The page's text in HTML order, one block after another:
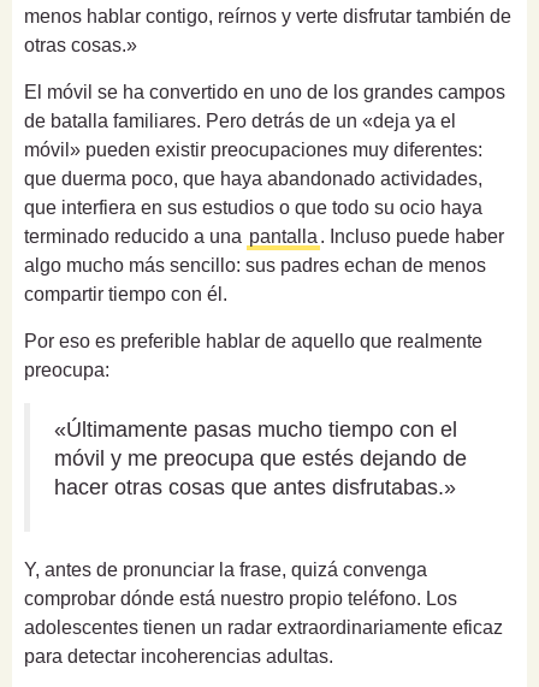
menos hablar contigo, reírnos y verte disfrutar también de
otras cosas.»
El móvil se ha convertido en uno de los grandes campos
de batalla familiares. Pero detrás de un «deja ya el
móvil» pueden existir preocupaciones muy diferentes:
que duerma poco, que haya abandonado actividades,
que interfiera en sus estudios o que todo su ocio haya
terminado reducido a una pantalla . Incluso puede haber
algo mucho más sencillo: sus padres echan de menos
compartir tiempo con él.
Por eso es preferible hablar de aquello que realmente
preocupa:
«Últimamente pasas mucho tiempo con el
móvil y me preocupa que estés dejando de
hacer otras cosas que antes disfrutabas.»
Y, antes de pronunciar la frase, quizá convenga
comprobar dónde está nuestro propio teléfono. Los
adolescentes tienen un radar extraordinariamente eficaz
para detectar incoherencias adultas.